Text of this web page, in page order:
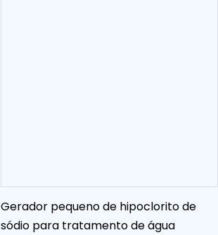
Gerador pequeno de hipoclorito de
sódio para tratamento de água